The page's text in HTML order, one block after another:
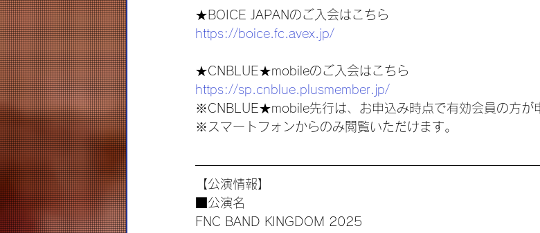
★BOICE JAPANのご入会はこちら
https://boice.fc.avex.jp/
★CNBLUE★mobileのご入会はこちら
https://sp.cnblue.plusmember.jp/
※CNBLUE★mobile先行は、お申込み時点で有効会員の方が
※スマートフォンからのみ閲覧いただけます。
【公演情報】
■公演名
FNC BAND KINGDOM 2025